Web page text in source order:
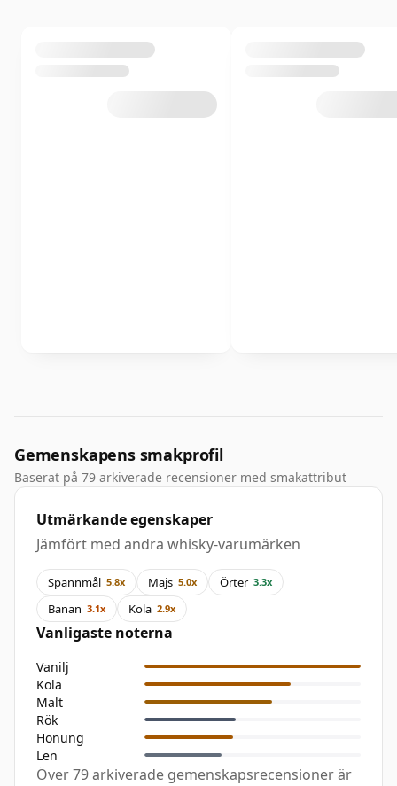
Gemenskapens smakprofil
Baserat på 79 arkiverade recensioner med smakattribut
Utmärkande egenskaper
Jämfört med andra whisky-varumärken
Spannmål 5.8x Majs 5.0x Örter 3.3x
Banan 3.1x Kola 2.9x
Vanligaste noterna
Vanilj
Kola
Malt
Rök
Honung
Len
Över 79 arkiverade gemenskapsrecensioner är